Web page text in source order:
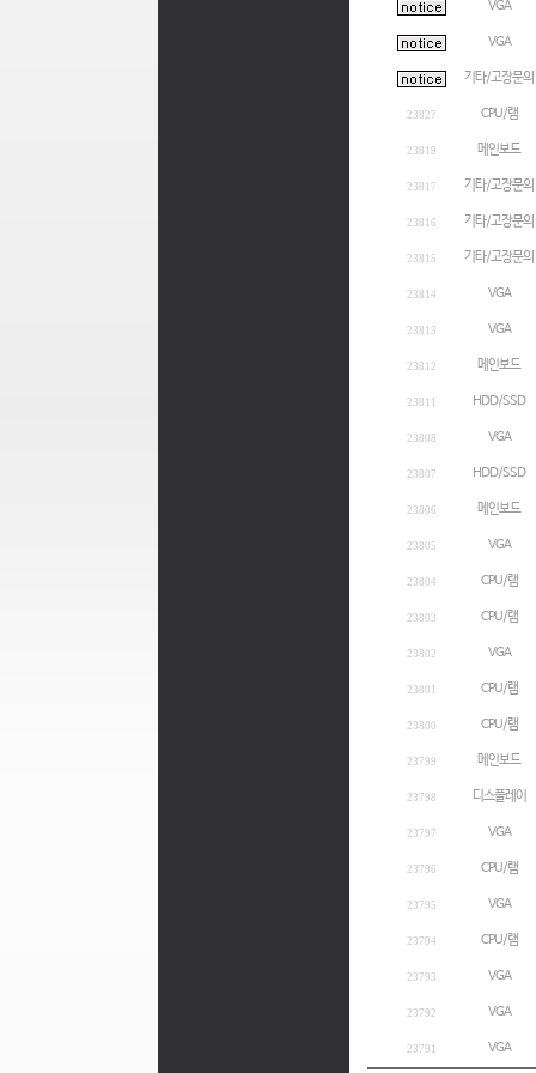
VGA
VGA
기타/고장문의
23827 CPU/램
23819 메인보드
23817 기타/고장문의
23816 기타/고장문의
23815 기타/고장문의
23814 VGA
23813 VGA
23812 메인보드
23811 HDD/SSD
23808 VGA
23807 HDD/SSD
23806 메인보드
23805 VGA
23804 CPU/램
23803 CPU/램
23802 VGA
23801 CPU/램
23800 CPU/램
23799 메인보드
23798 디스플레이
23797 VGA
23796 CPU/램
23795 VGA
23794 CPU/램
23793 VGA
23792 VGA
23791 VGA